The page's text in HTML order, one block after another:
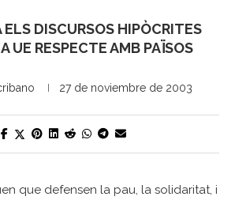
DISCURSOS HIPÒCRITES
UE RESPECTE AMB PAÏSOS
27 de noviembre de 2003
que defensen la pau, la solidaritat, i